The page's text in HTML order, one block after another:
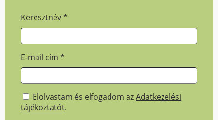
Keresztnév*
E-mail cím*
Elolvastam és elfogadom azAdatkezelési
tájékoztatót.